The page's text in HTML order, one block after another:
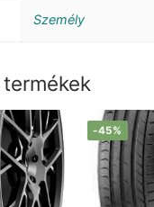
Személy
-45%